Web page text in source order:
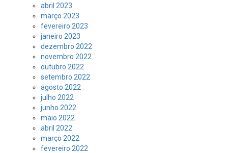
abril 2023
março 2023
fevereiro 2023
janeiro 2023
dezembro 2022
novembro 2022
outubro 2022
setembro 2022
agosto 2022
julho 2022
junho 2022
maio 2022
abril 2022
março 2022
fevereiro 2022